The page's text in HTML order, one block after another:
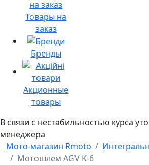
Товары на
заказ
Бренды
Акционные
товары
В связи с нестабильностью курса
менеджера
Мото-магазин Rmoto
Мотошлем AGV K-6